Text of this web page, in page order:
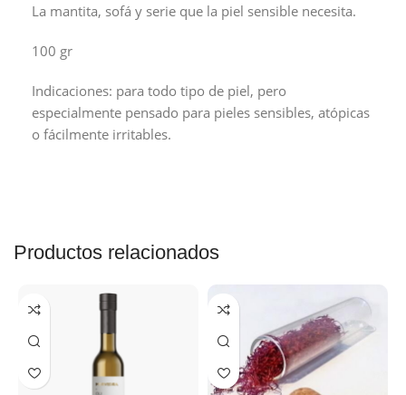
La mantita, sofá y serie que la piel sensible necesita.
100 gr
Indicaciones: para todo tipo de piel, pero
especialmente pensado para pieles sensibles, atópicas
o fácilmente irritables.
Productos relacionados